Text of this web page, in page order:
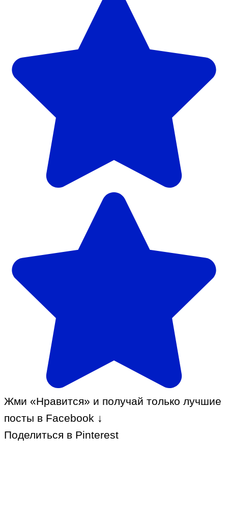
Жми «Нравится» и получай только лучшие
посты в Facebook ↓
Поделиться в Pinterest